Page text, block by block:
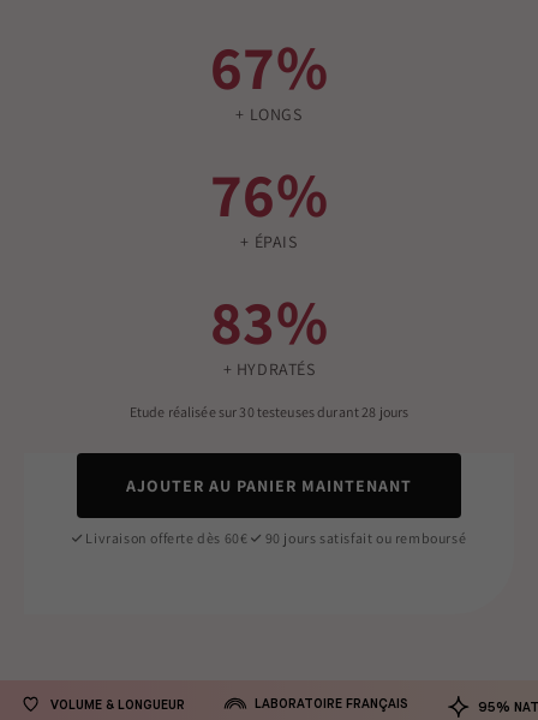
67%
+ LONGS
76%
+ ÉPAIS
83%
+ HYDRATÉS
Etude réalisée sur 30 testeuses durant 28 jours
AJOUTER AU PANIER MAINTENANT
Livraison offerte dès 60€ 90 jours satisfait ou remboursé
VOLUME & LONGUEUR LABORATOIRE FRANÇAIS 95%